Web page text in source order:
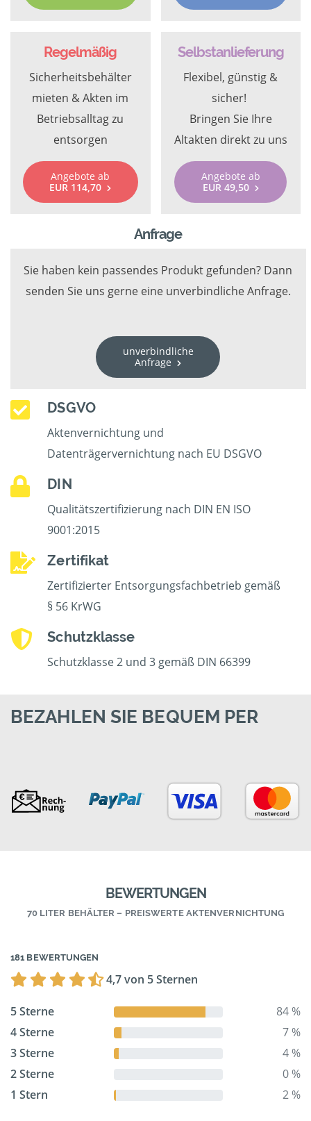
Regelmäßig
Sicherheitsbehälter
mieten & Akten im
Betriebsalltag zu
entsorgen
Angebote ab
EUR 114,70
Selbstanlieferung
Flexibel, günstig &
sicher!
Bringen Sie Ihre
Altakten direkt zu uns
Angebote ab
EUR 49,50
Anfrage
Sie haben kein passendes Produkt gefunden? Dann
senden Sie uns gerne eine unverbindliche Anfrage.
unverbindliche
Anfrage
DSGVO
Aktenvernichtung und
Datenträgervernichtung nach EU DSGVO
DIN
Qualitätszertifizierung nach DIN EN ISO
9001:2015
Zertifikat
Zertifizierter Entsorgungsfachbetrieb gemäß
§ 56 KrWG
Schutzklasse
Schutzklasse 2 und 3 gemäß DIN 66399
BEZAHLEN SIE BEQUEM PER
BEWERTUNGEN
70 LITER BEHÄLTER – PREISWERTE AKTENVERNICHTUNG
181 BEWERTUNGEN
4,7 von 5 Sternen
5 Sterne
84 %
4 Sterne
7 %
3 Sterne
4 %
2 Sterne
0 %
1 Stern
2 %